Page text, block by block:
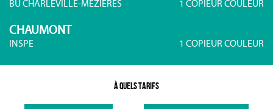
BU CHARLEVILLE-MEZIERES 1 COPIEUR COULEUR
CHAUMONT
INSPE 1 COPIEUR COULEUR
À QUELS TARIFS